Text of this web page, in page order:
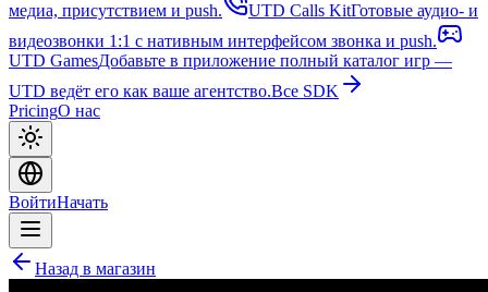
медиа, присутствием и push.
UTD Calls KitГотовые аудио- и
видеозвонки 1:1 с нативным интерфейсом звонка и push.
UTD GamesДобавьте в приложение полный каталог игр —
UTD ведёт его как ваше агентство.Все SDK
PricingО нас
ВойтиНачать
Назад в магазин